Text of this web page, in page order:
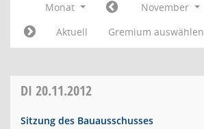
Monat November
Aktuell
Gremium auswählen
DI 20.11.2012
Sitzung des Bauausschusses